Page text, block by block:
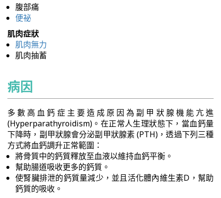
腹部痛
便祕
肌肉症狀
肌肉無力
肌肉抽蓄
病因
多數高血鈣症主要造成原因為副甲狀腺機能亢進
(Hyperparathyroidism)。在正常人生理狀態下，當血鈣量
下降時，副甲狀腺會分泌副甲狀腺素 (PTH)，透過下列三種
方式將血鈣調升正常範圍：
將骨質中的鈣質釋放至血液以維持血鈣平衡。
幫助腸道吸收更多的鈣質。
使腎臟排泄的鈣質量減少，並且活化體內維生素D，幫助
鈣質的吸收。